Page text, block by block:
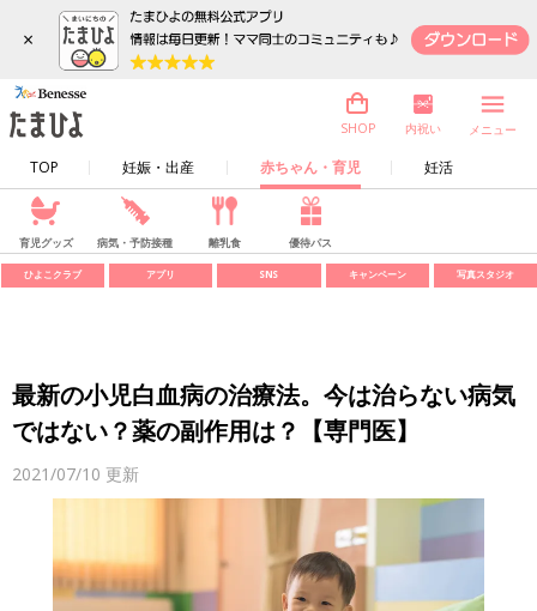
×
TOP 妊娠・出産 赤ちゃん・育児 妊活
SHOP 内祝い メニュー
育児グッズ 病気・予防接種 離乳食 優待パス
ひよこクラブ アプリ SNS キャンペーン 写真スタジオ
最新の小児白血病の治療法。今は治らない病気
ではない？薬の副作用は？【専門医】
2021/07/10 更新